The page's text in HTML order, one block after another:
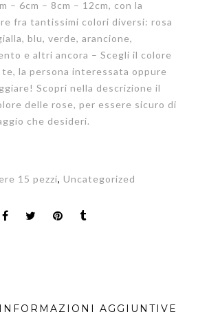
– 6cm – 8cm – 12cm, con la
fra tantissimi colori diversi: rosa
blu, verde, arancione,
e altri ancora – Scegli il colore
la persona interessata oppure
Scopri nella descrizione il
delle rose, per essere sicuro di
che desideri.
15 pezzi, Uncategorized
INFORMAZIONI AGGIUNTIVE